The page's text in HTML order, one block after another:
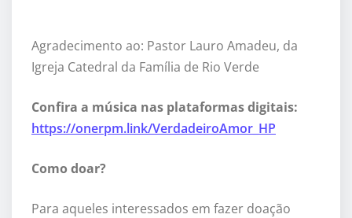
Agradecimento ao: Pastor Lauro Amadeu, da
Igreja Catedral da Família de Rio Verde
Confira a música nas plataformas digitais:
https://onerpm.link/VerdadeiroAmor_HP
Como doar?
Para aqueles interessados em fazer doação